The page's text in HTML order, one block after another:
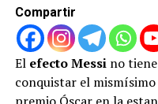
con sus propios
las selecciones. Los
encuentran
posibles para impugnar
catalogando el hecho
deportiva en pleno
Compartir
El efecto Messino tiene
conquistar el
premio Óscar en la